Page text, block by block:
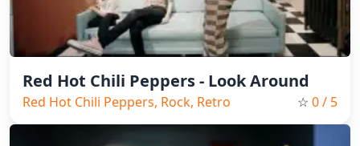
Red Hot Chili Peppers - Look Around
Red Hot Chili Peppers, Rock, Retro ☆ 0/ 5